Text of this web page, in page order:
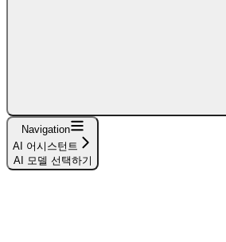
Navigation
AI 어시스턴트
AI 모델 선택하기